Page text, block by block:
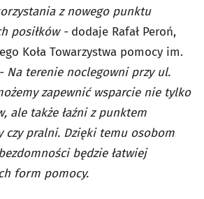
z nowego punktu
posiłków - dodaje Rafał Peroń,
Koła Towarzystwa pomocy im.
- Na terenie noclegowni przy ul.
zapewnić wsparcie nie tylko
ale także łaźni z punktem
czy pralni. Dzięki temu osobom
będzie łatwiej
form pomocy.